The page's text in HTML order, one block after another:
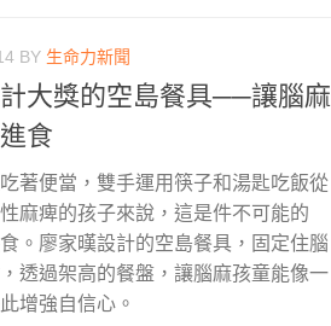
BY 生命力新聞
大獎的空島餐具──讓腦麻
食
著便當，雙手運用筷子和湯匙吃飯從
麻痺的孩子來說，這是件不可能的
。廖家暵設計的空島餐具，固定住腦
透過架高的餐盤，讓腦麻孩童能像一
增強自信心。